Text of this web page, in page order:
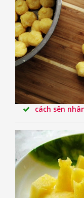
cách sên